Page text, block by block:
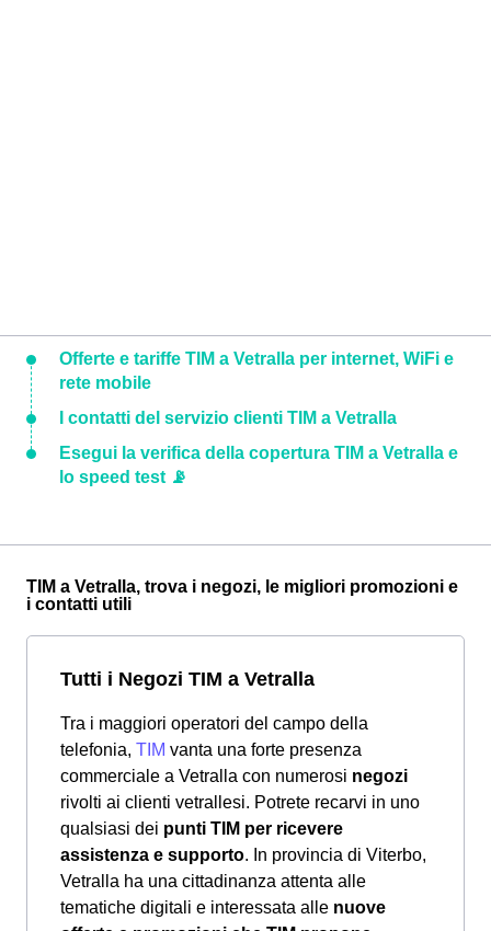
Offerte e tariffe TIM a Vetralla per internet, WiFi e
rete mobile
I contatti del servizio clienti TIM a Vetralla
Esegui la verifica della copertura TIM a Vetralla e
lo speed test 📡
TIM a Vetralla, trova i negozi, le migliori promozioni e
i contatti utili
Tutti i Negozi TIM a Vetralla
Tra i maggiori operatori del campo della
telefonia, TIM vanta una forte presenza
commerciale a Vetralla con numerosi negozi
rivolti ai clienti vetrallesi. Potrete recarvi in uno
qualsiasi dei punti TIM per ricevere
assistenza e supporto. In provincia di Viterbo,
Vetralla ha una cittadinanza attenta alle
tematiche digitali e interessata alle nuove